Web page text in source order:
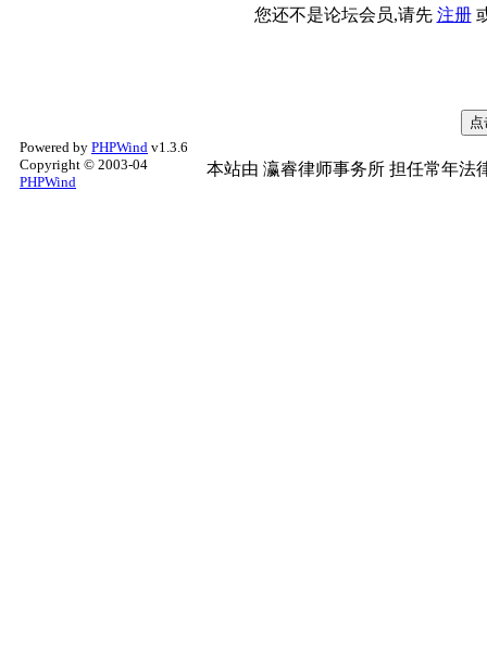
您还不是论坛会员,请先 注册
Powered by PHPWind v1.3.6
Copyright © 2003-04
PHPWind
本站由 瀛睿律师事务所 担任常年法